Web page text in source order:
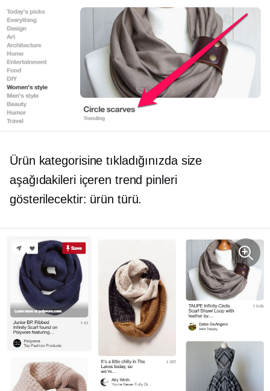
Ürün kategorisine tıkladığınızda size
aşağıdakileri içeren trend pinleri
gösterilecektir: ürün türü.